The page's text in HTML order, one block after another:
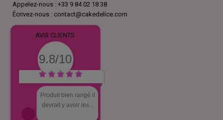
Appelez-nous : +33 9 84 02 18 38
Écrivez-nous : contact@cakedelice.com
AVIS CLIENTS
9.8/10
Produit bien rangé il
devrait y avoir les...